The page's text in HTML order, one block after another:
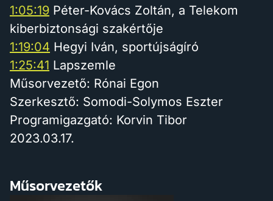
1:05:19 Péter-Kovács Zoltán, a Telekom
kiberbiztonsági szakértője
1:19:04 Hegyi Iván, sportújságíró
1:25:41 Lapszemle
Műsorvezető: Rónai Egon
Szerkesztő: Somodi-Solymos Eszter
Programigazgató: Korvin Tibor
2023.03.17.
Műsorvezetők